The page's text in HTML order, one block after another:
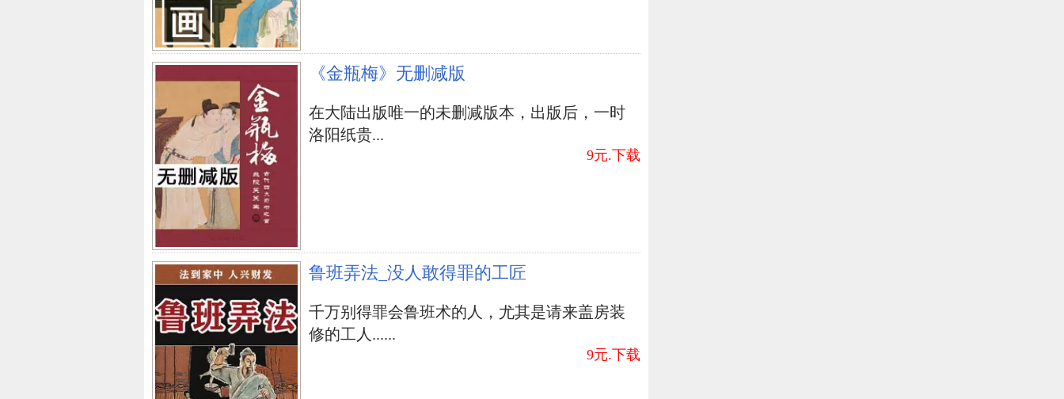
《金瓶梅》无删减版
在大陆出版唯一的未删减版本，出版后，一时
洛阳纸贵...
9元.下载
鲁班弄法_没人敢得罪的工匠
千万别得罪会鲁班术的人，尤其是请来盖房装
修的工人......
9元.下载